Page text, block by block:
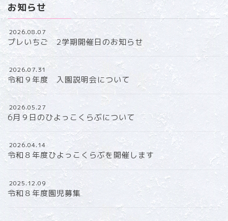
お知らせ
2026.08.07
プレいちご 2学期開催日のお知らせ
2026.07.31
令和９年度 入園説明会について
2026.05.27
6月９日のひよっこくらぶについて
2026.04.14
令和８年度ひよっこくらぶを開催します
2025.12.09
令和８年度園児募集